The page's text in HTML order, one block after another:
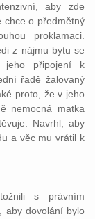
aby zde
chce o předmětný
proklamaci.
z nájmu bytu se
jeho připojení k
řadě žalovaný
proto, že v jeho
nemocná matka
Navrhl, aby
a věc mu vrátil k
s právním
aby dovolání bylo